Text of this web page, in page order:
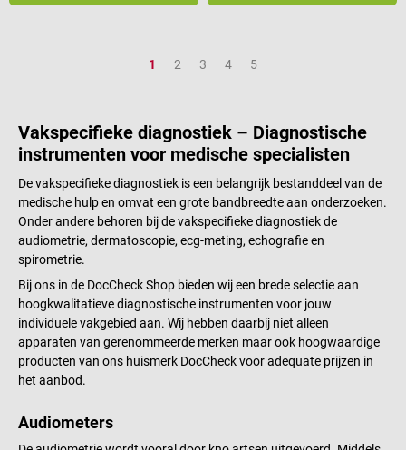
Pagina
1 Pagina
2 Pagina
3 Pagina
4 Pagina
5
Vakspecifieke diagnostiek – Diagnostische
instrumenten voor medische specialisten
De vakspecifieke diagnostiek is een belangrijk bestanddeel van de
medische hulp en omvat een grote bandbreedte aan onderzoeken.
Onder andere behoren bij de vakspecifieke diagnostiek de
audiometrie, dermatoscopie, ecg-meting, echografie en
spirometrie.
Bij ons in de DocCheck Shop bieden wij een brede selectie aan
hoogkwalitatieve diagnostische instrumenten voor jouw
individuele vakgebied aan. Wij hebben daarbij niet alleen
apparaten van gerenommeerde merken maar ook hoogwaardige
producten van ons huismerk DocCheck voor adequate prijzen in
het aanbod.
Audiometers